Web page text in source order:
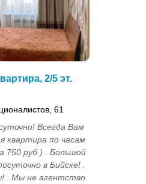
2/5 эт.
61
Вceгдa Baм
квартира по часам
750 руб ) . Большой
в Бийске! .
. Мы не агентство